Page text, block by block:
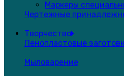
Маркеры
Чертежные
Творчество
Пенопластовые
Мыловарение